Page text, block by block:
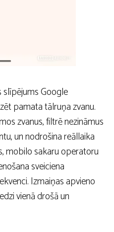
slīpējums Google
pamata tālruņa zvanu.
zvanus, filtrē nezināmus
un nodrošina reāllaika
mobilo sakaru operatoru
sveiciena
Izmaiņas apvieno
vienā drošā un